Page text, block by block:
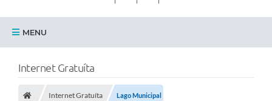
MENU
Internet Gratuíta
Internet Gratuíta Lago Municipal